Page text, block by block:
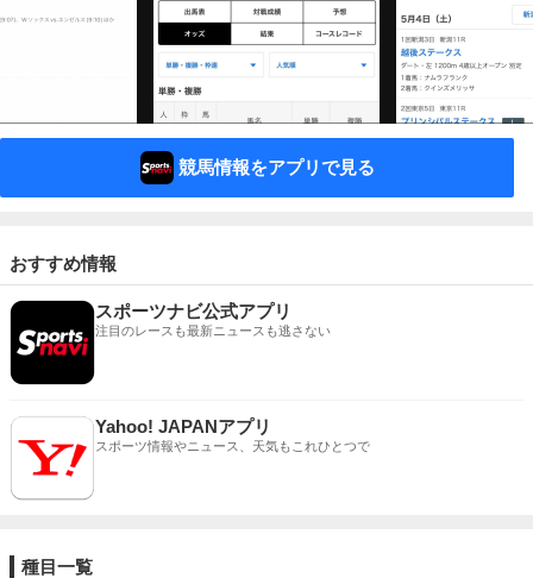
競馬情報をアプリで見る
おすすめ情報
スポーツナビ公式アプリ
注目のレースも最新ニュースも逃さない
Yahoo! JAPANアプリ
スポーツ情報やニュース、天気もこれひとつで
種目一覧